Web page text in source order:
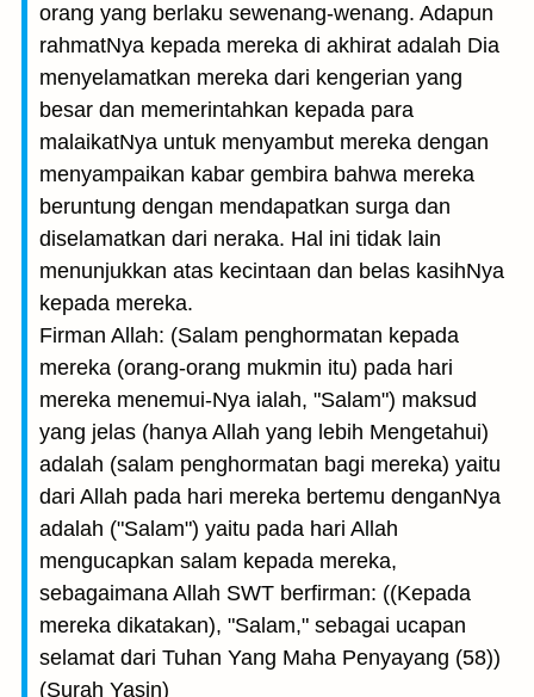
orang yang berlaku sewenang-wenang. Adapun
rahmatNya kepada mereka di akhirat adalah Dia
menyelamatkan mereka dari kengerian yang
besar dan memerintahkan kepada para
malaikatNya untuk menyambut mereka dengan
menyampaikan kabar gembira bahwa mereka
beruntung dengan mendapatkan surga dan
diselamatkan dari neraka. Hal ini tidak lain
menunjukkan atas kecintaan dan belas kasihNya
kepada mereka.
Firman Allah: (Salam penghormatan kepada
mereka (orang-orang mukmin itu) pada hari
mereka menemui-Nya ialah, "Salam") maksud
yang jelas (hanya Allah yang lebih Mengetahui)
adalah (salam penghormatan bagi mereka) yaitu
dari Allah pada hari mereka bertemu denganNya
adalah ("Salam") yaitu pada hari Allah
mengucapkan salam kepada mereka,
sebagaimana Allah SWT berfirman: ((Kepada
mereka dikatakan), "Salam," sebagai ucapan
selamat dari Tuhan Yang Maha Penyayang (58))
(Surah Yasin)